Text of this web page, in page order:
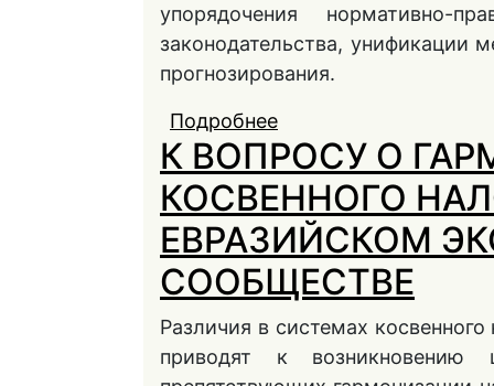
упорядочения нормативно-
законодательства, унификации
прогнозирования.
Подробнее
ГАРМОНИЗАЦИИ
ЕВРАЗИЙСКОМ
К ВОПРОСУ О
КОСВЕННОГО
ЕВРАЗИЙСКОМ
СООБЩЕСТВЕ
Различия в системах
приводят к возникновению